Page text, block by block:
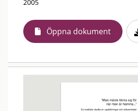
2005
Öppna dokument